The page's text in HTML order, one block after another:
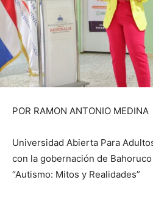
POR RAMON ANTONIO MEDINA
Universidad Abierta Para
con la gobernación de
“Autismo: Mitos y Realidades”